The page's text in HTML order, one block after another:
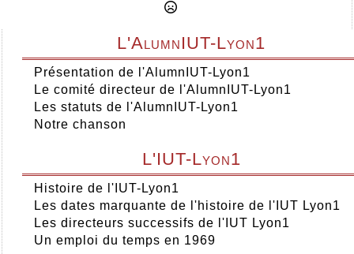
L'AlumnIUT-Lyon1
Présentation de l'AlumnIUT-Lyon1
Le comité directeur de l'AlumnIUT-Lyon1
Les statuts de l'AlumnIUT-Lyon1
Notre chanson
L'IUT-Lyon1
Histoire de l'IUT-Lyon1
Les dates marquante de l'histoire de l'IUT Lyon1
Les directeurs successifs de l'IUT Lyon1
Un emploi du temps en 1969